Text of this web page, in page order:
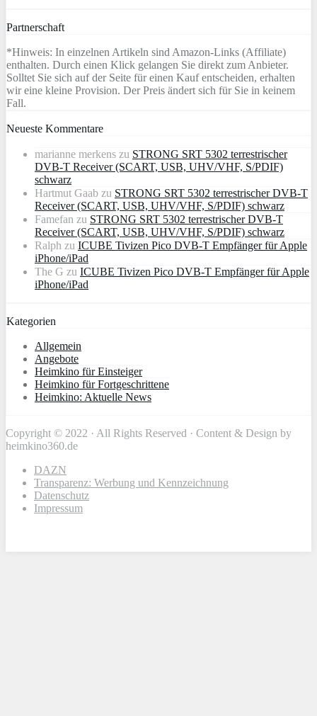
Partnerschaft
*Hinweis: In einzelnen Artikeln sind Amazon-Links (Affiliate)
enthalten. Durch einen Klick gelangen Sie direkt zum Anbieter.
Solltet Sie sich auf der Seite für einen Kauf entscheiden, erhalten
wir eine kleine Provision. Der Preis ändert sich für Sie in keinem
Fall.
Neueste Kommentare
marianne merkens zu STRONG SRT 5302 terrestrischer
DVB-T Receiver (SCART, USB, UHV/VHF, S/PDIF)
schwarz
Hartmut Gaab zu STRONG SRT 5302 terrestrischer DVB-T
Receiver (SCART, USB, UHV/VHF, S/PDIF) schwarz
Famefan zu STRONG SRT 5302 terrestrischer DVB-T
Receiver (SCART, USB, UHV/VHF, S/PDIF) schwarz
Ralph zu ICUBE Tivizen Pico DVB-T Empfänger für Apple
iPhone/iPad
The G zu ICUBE Tivizen Pico DVB-T Empfänger für Apple
iPhone/iPad
Kategorien
Allgemein
Angebote
Heimkino für Einsteiger
Heimkino für Fortgeschrittene
Heimkino: Aktuelle News
Copyright © 2022 · All Rights Reserved · Content & Design by
heimkino360.de
DAZN
Transparenz: Werbung und Kennzeichnung
Datenschutz
Impressum